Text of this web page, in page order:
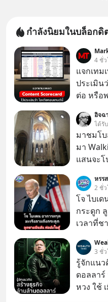
กำลังนิยมในบล็อกดิ
4 ชั่
แจกเทม
ประเมิน
ต่อ หรือ
eets/d/อิจฉ
ได้รั
มาชมโบ
มา
แสนจะโ
หรร
2 ชั่
โจ ไบเ
กระดูก
เวลาที่ช
ตอนนี้กำ
ล่าสุด ฮั
เปิดเผย
อย่างมา
ยังกระ
3 ชั่ว
รู้จักแน
ดอลลาร์
หวง ใช้